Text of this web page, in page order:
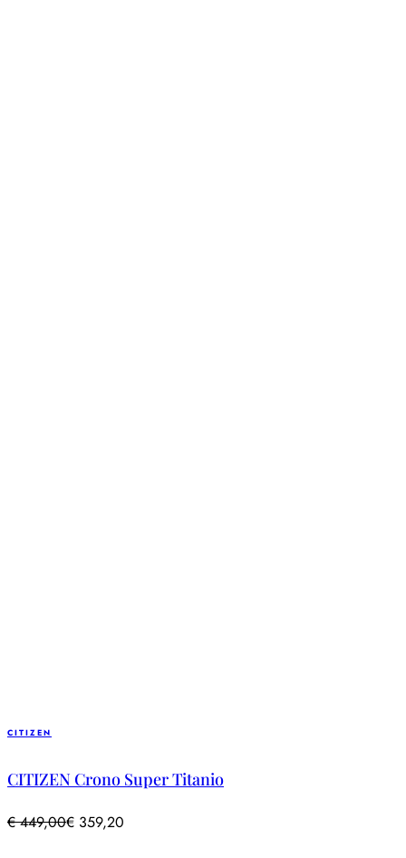
CITIZEN
CITIZEN Crono Super Titanio
€449,00€ 359,20